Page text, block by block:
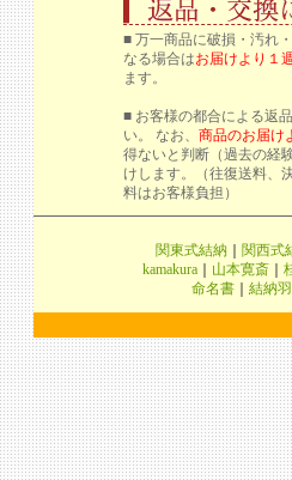
■ 万一商品に破損・汚れ
なる場合はお届けより１
ます。
■ お客様の都合による返
い。 なお、 商品のお届け
得ないと判断（過去の経
けします。（往復送料、
料はお客様負担）
関東式結納 関西式
kamakura
山本寛斎
命名書
結納